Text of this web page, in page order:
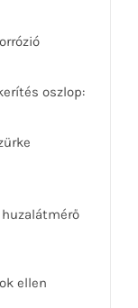
oszlop:
ellen